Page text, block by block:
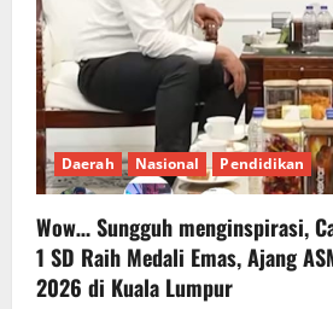
Daerah Nasional Pendidikan
Wow… Sungguh menginspirasi,
1 SD Raih Medali Emas, Ajang
2026 di Kuala Lumpur